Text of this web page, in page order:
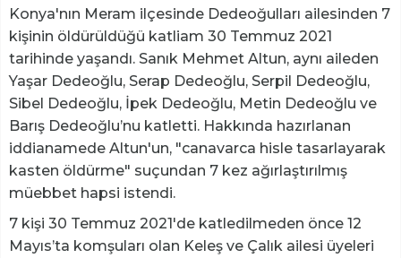
Konya'nın Meram ilçesinde Dedeoğulları ailesinden 7
kişinin öldürüldüğü katliam 30 Temmuz 2021
tarihinde yaşandı. Sanık Mehmet Altun, aynı aileden
Yaşar Dedeoğlu, Serap Dedeoğlu, Serpil Dedeoğlu,
Sibel Dedeoğlu, İpek Dedeoğlu, Metin Dedeoğlu ve
Barış Dedeoğlu’nu katletti. Hakkında hazırlanan
iddianamede Altun'un, "canavarca hisle tasarlayarak
kasten öldürme" suçundan 7 kez ağırlaştırılmış
müebbet hapsi istendi.
7 kişi 30 Temmuz 2021'de katledilmeden önce 12
Mayıs’ta komşuları olan Keleş ve Çalık ailesi üyeleri